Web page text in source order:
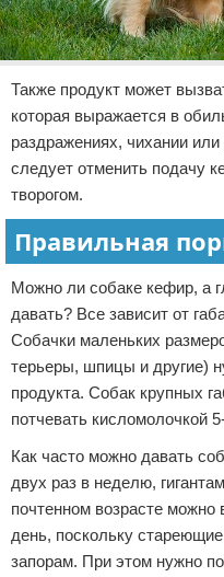
Также продукт может
которая выражается в
раздражениях, чихании
следует отменить подачу
творогом.
Правильная
Можно ли собаке кефир, а
давать? Все зависит от
Собачки маленьких
терьеры, шпицы и другие)
продукта. Собак крупных
потчевать кисломолочкой
Как часто можно давать
двух раз в неделю,
почтенном возрасте
день, поскольку
запорам. При этом нужно